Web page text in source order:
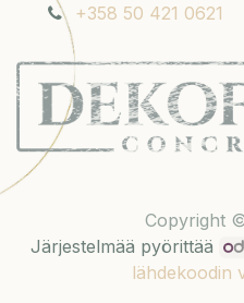
+358 50 421 0621
Copyright
Järjestelmää pyörittää
lähdekoodin